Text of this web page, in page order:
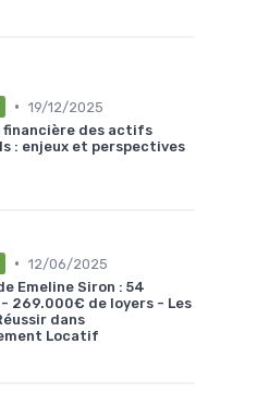
• 19/12/2025
financière des actifs
: enjeux et perspectives
• 12/06/2025
Emeline Siron : 54
269.000€ de loyers - Les
dans
Locatif